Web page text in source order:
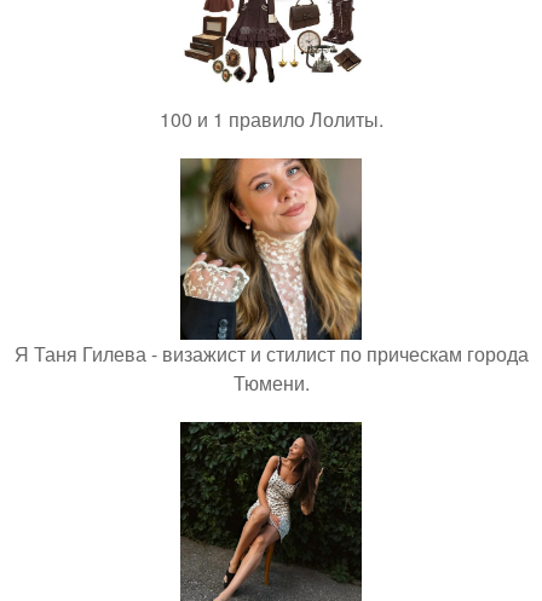
100 и 1 правило Лолиты.
Я Таня Гилева - визажист и стилист по прическам города
Тюмени.